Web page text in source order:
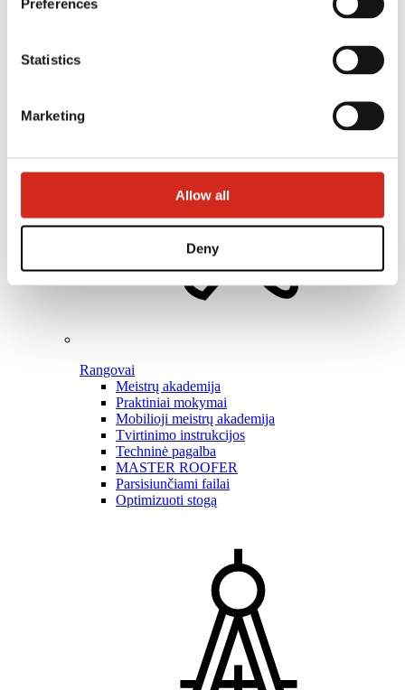
Preferences
Statistics
Marketing
Allow all
Deny
Rangovai
Meistrų akademija
Praktiniai mokymai
Mobilioji meistrų akademija
Tvirtinimo instrukcijos
Techninė pagalba
MASTER ROOFER
Parsisiunčiami failai
Optimizuoti stogą